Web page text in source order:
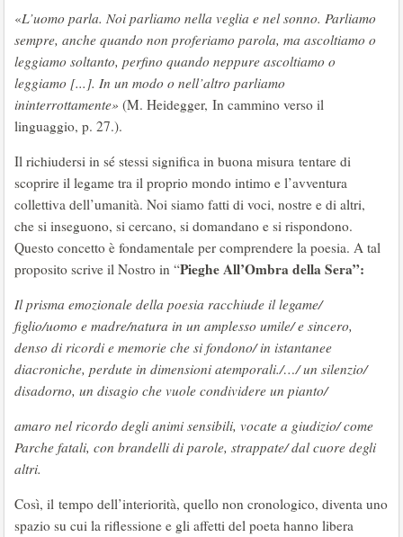
«L’uomo parla. Noi parliamo nella veglia e nel sonno. Parliamo
sempre, anche quando non proferiamo parola, ma ascoltiamo o
leggiamo soltanto, perfino quando neppure ascoltiamo o
leggiamo [...]. In un modo o nell’altro parliamo
ininterrottamente» (M. Heidegger, In cammino verso il
linguaggio, p. 27.).
Il richiudersi in sé stessi significa in buona misura tentare di
scoprire il legame tra il proprio mondo intimo e l’avventura
collettiva dell’umanità. Noi siamo fatti di voci, nostre e di altri,
che si inseguono, si cercano, si domandano e si rispondono.
Questo concetto è fondamentale per comprendere la poesia. A tal
proposito scrive il Nostro in “Pieghe All’Ombra della Sera”:
Il prisma emozionale della poesia racchiude il legame/
figlio/uomo e madre/natura in un amplesso umile/ e sincero,
denso di ricordi e memorie che si fondono/ in istantanee
diacroniche, perdute in dimensioni atemporali./…/ un silenzio/
disadorno, un disagio che vuole condividere un pianto/
amaro nel ricordo degli animi sensibili, vocate a giudizio/ come
Parche fatali, con brandelli di parole, strappate/ dal cuore degli
altri.
Così, il tempo dell’interiorità, quello non cronologico, diventa uno
spazio su cui la riflessione e gli affetti del poeta hanno libera